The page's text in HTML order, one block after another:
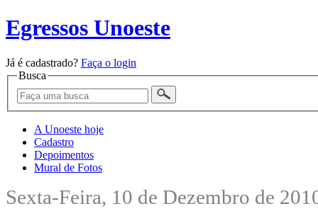
Egressos Unoeste
Já é cadastrado? Faça o login
Busca
A Unoeste hoje
Cadastro
Depoimentos
Mural de Fotos
Sexta-Feira, 10 de Dezembro de